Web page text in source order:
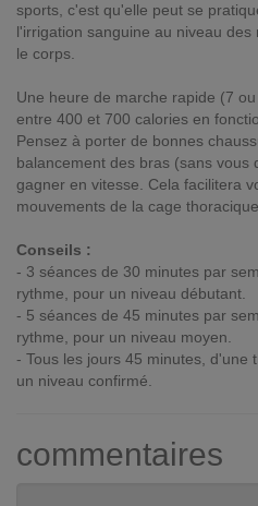
sports, c'est qu'elle peut se
l'irrigation sanguine au niveau
le corps.
Une heure de marche rapide (7
entre 400 et 700 calories en
Pensez à porter de bonnes
balancement des bras (sans vous
gagner en vitesse. Cela facilitera
mouvements de la cage
Conseils :
- 3 séances de 30 minutes par
rythme, pour un niveau débutant.
- 5 séances de 45 minutes par
rythme, pour un niveau moyen.
- Tous les jours 45 minutes, d'une
un niveau confirmé.
commentaires